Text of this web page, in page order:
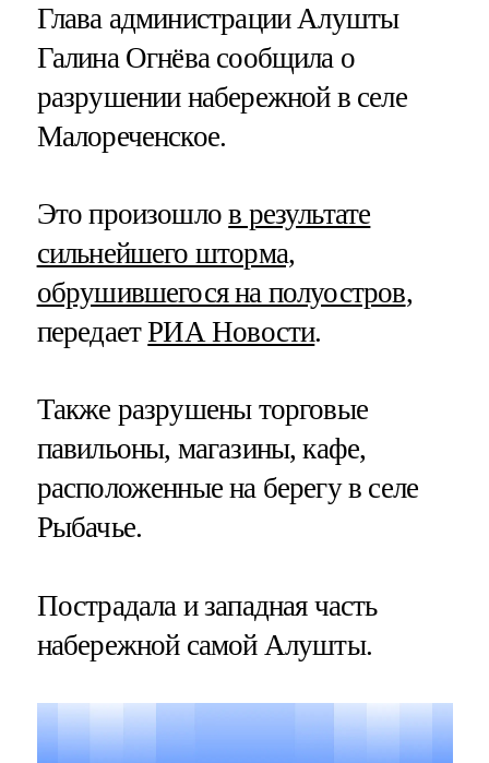
Глава администрации Алушты
Галина Огнёва сообщила о
разрушении набережной в селе
Малореченское.
Это произошлов результате
сильнейшего шторма,
обрушившегося на полуостров,
передаетРИА Новости.
Также разрушены торговые
павильоны, магазины, кафе,
расположенные на берегу в селе
Рыбачье.
Пострадала и западная часть
набережной самой Алушты.